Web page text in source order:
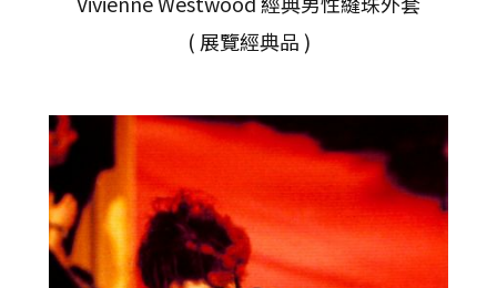
( 展覽經典品 )